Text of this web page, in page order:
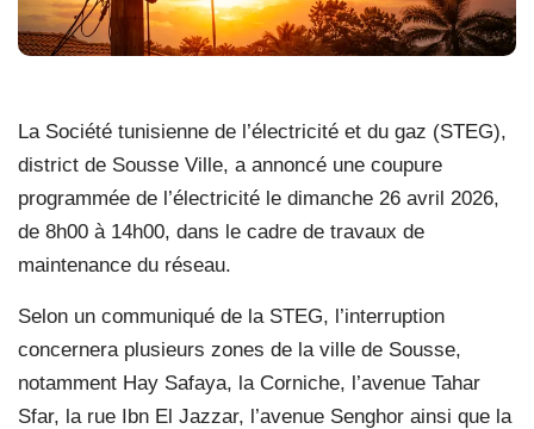
La Société tunisienne de l’électricité et du gaz (STEG),
district de Sousse Ville, a annoncé une coupure
programmée de l’électricité le dimanche 26 avril 2026,
de 8h00 à 14h00, dans le cadre de travaux de
maintenance du réseau.
Selon un communiqué de la STEG, l’interruption
concernera plusieurs zones de la ville de Sousse,
notamment Hay Safaya, la Corniche, l’avenue Tahar
Sfar, la rue Ibn El Jazzar, l’avenue Senghor ainsi que la